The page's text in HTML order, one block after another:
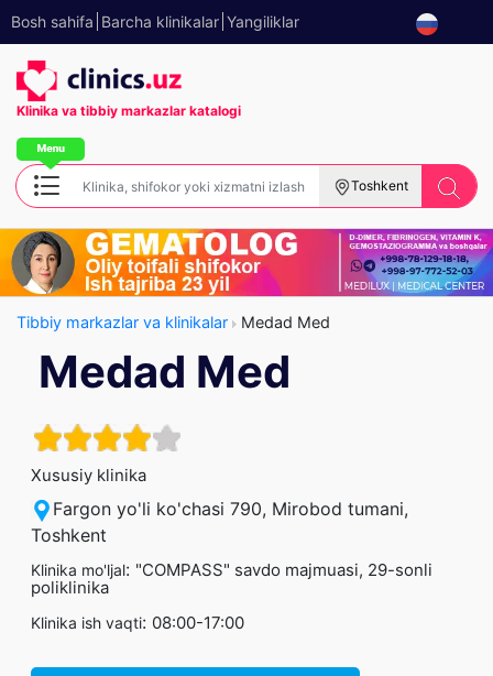
Bosh sahifa Barcha klinikalar Yangiliklar
Klinika va tibbiy markazlar katalogi
Toshkent
Tibbiy markazlar va klinikalar Medad Med
Medad Med
Xususiy klinika
Fargon yo'li ko'chasi 790, Mirobod tumani,
Toshkent
Klinika mo'ljal: "COMPASS" savdo majmuasi, 29-sonli
poliklinika
Klinika ish vaqti: 08:00-17:00